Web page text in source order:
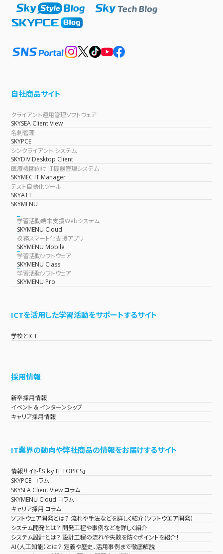
自社商品サイト
クライアント運用管理ソフトウェア
SKYSEA Client View
名刺管理
SKYPCE
シンクライアント システム
SKYDIV Desktop Client
医療機関向け IT機器管理システム
SKYMEC IT Manager
テスト自動化ツール
SKYATT
SKYMENU
学習活動端末支援Webシステム
SKYMENU Cloud
校務スマート化支援アプリ
SKYMENU Mobile
学習活動ソフトウェア
SKYMENU Class
学習活動ソフトウェア
SKYMENU Pro
ICTを活用した学習活動をサポートするサイト
学校とICT
採用情報
新卒採用情報
イベント & インターンシップ
キャリア採用情報
IT業界の動向や弊社商品の情報をお届けするサイト
情報サイト「Ｓｋｙ IT TOPICS」
SKYPCE コラム
SKYSEA Client View コラム
SKYMENU Cloud コラム
キャリア採用 コラム
ソフトウェア開発とは？ 流れや手法などを詳しく紹介（ソフトウエア開発）
システム開発とは？ 開発工程や事例などを詳しく紹介
システム設計とは？ 設計工程の流れや失敗を防ぐポイントを紹介！
AI（人工知能）とは？ 定義や歴史、活用事例まで徹底解説